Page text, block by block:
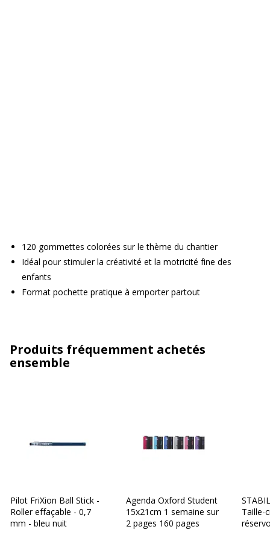
120 gommettes colorées sur le thème du chantier
Idéal pour stimuler la créativité et la motricité fine des
enfants
Format pochette pratique à emporter partout
Produits fréquemment achetés
ensemble
Pilot FriXion Ball Stick -
Roller effaçable - 0,7
mm - bleu nuit
Agenda Oxford Student
15x21cm 1 semaine sur
2 pages 160 pages
Taille-